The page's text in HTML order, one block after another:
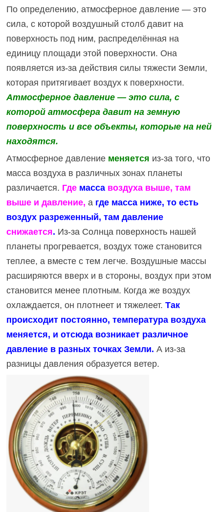
По определению, атмосферное давление — это
сила, с которой воздушный столб давит на
поверхность под ним, распределённая на
единицу площади этой поверхности. Она
появляется из-за действия силы тяжести Земли,
которая притягивает воздух к поверхности.
Атмосферное давление — это сила, с
которой атмосфера давит на земную
поверхность и все объекты, которые на ней
находятся.
Атмосферное давлениеменяется из-за того, что
масса воздуха в различных зонах планеты
различается. Где массавоздуха выше, там
выше и давление, а где масса ниже, то есть
воздух разреженный, там давление
снижается. Из-за Солнца поверхность нашей
планеты прогревается, воздух тоже становится
теплее, а вместе с тем легче. Воздушные массы
расширяются вверх и в стороны, воздух при этом
становится менее плотным. Когда же воздух
охлаждается, он плотнеет и тяжелеет. Так
происходит постоянно, температура воздуха
меняется, и отсюда возникает различное
давление в разных точках Земли. А из-за
разницы давления образуется ветер.